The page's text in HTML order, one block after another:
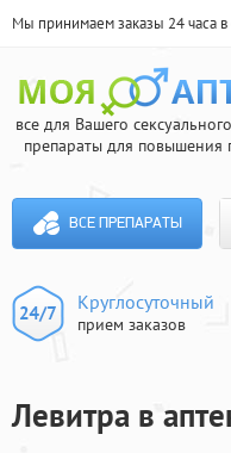
Мы принимаем заказы 24 часа в
все для Вашего
препараты для повышения
ВСЕ ПРЕПАРАТЫ
Круглосуточный
прием заказов
Левитра в